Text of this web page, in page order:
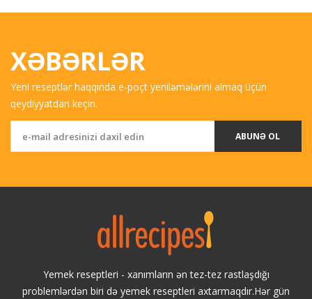
XƏBƏRLƏR
Yeni reseptlər haqqında e-poçt yeniləmələrini almaq üçün
qeydiyyatdan keçin.
ABUNƏ OL
Yemek reseptleri - xanımların ən tez-tez rastlaşdığı
problemlərdən biri də yemek reseptleri axtarmaqdır.Hər gün